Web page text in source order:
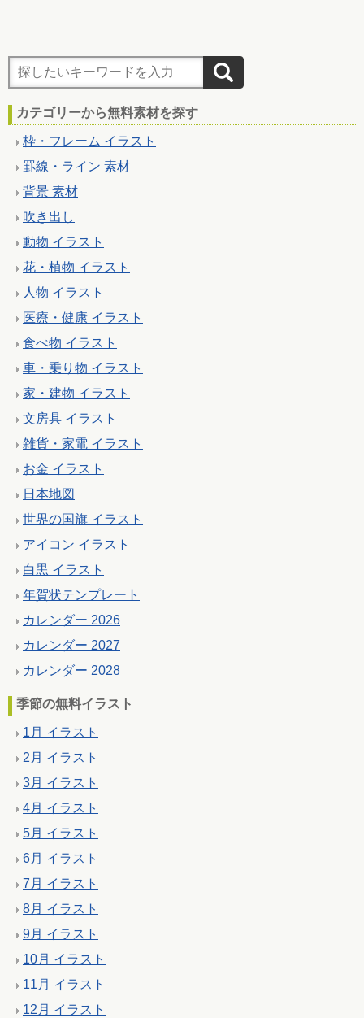
カテゴリーから無料素材を探す
枠・フレーム イラスト
罫線・ライン 素材
背景 素材
吹き出し
動物 イラスト
花・植物 イラスト
人物 イラスト
医療・健康 イラスト
食べ物 イラスト
車・乗り物 イラスト
家・建物 イラスト
文房具 イラスト
雑貨・家電 イラスト
お金 イラスト
日本地図
世界の国旗 イラスト
アイコン イラスト
白黒 イラスト
年賀状テンプレート
カレンダー 2026
カレンダー 2027
カレンダー 2028
季節の無料イラスト
1月 イラスト
2月 イラスト
3月 イラスト
4月 イラスト
5月 イラスト
6月 イラスト
7月 イラスト
8月 イラスト
9月 イラスト
10月 イラスト
11月 イラスト
12月 イラスト